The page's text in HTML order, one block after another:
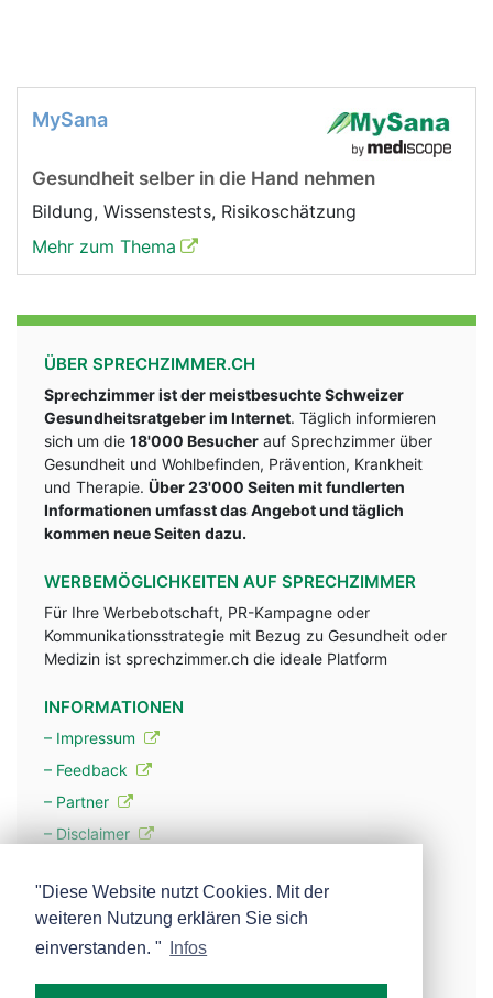
MySana
Gesundheit selber in die Hand nehmen
Bildung, Wissenstests, Risikoschätzung
Mehr zum Thema
ÜBER SPRECHZIMMER.CH
Sprechzimmer ist der meistbesuchte Schweizer
Gesundheitsratgeber im Internet. Täglich informieren
sich um die 18'000 Besucher auf Sprechzimmer über
Gesundheit und Wohlbefinden, Prävention, Krankheit
und Therapie. Über 23'000 Seiten mit fundlerten
Informationen umfasst das Angebot und täglich
kommen neue Seiten dazu.
WERBEMÖGLICHKEITEN AUF SPRECHZIMMER
Für Ihre Werbebotschaft, PR-Kampagne oder
Kommunikationsstrategie mit Bezug zu Gesundheit oder
Medizin ist sprechzimmer.ch die ideale Platform
INFORMATIONEN
– Impressum
– Feedback
– Partner
– Disclaimer
– Werbung
– Mehr über unsere Experten
"Diese Website nutzt Cookies. Mit der
weiteren Nutzung erklären Sie sich
einverstanden. "
Infos